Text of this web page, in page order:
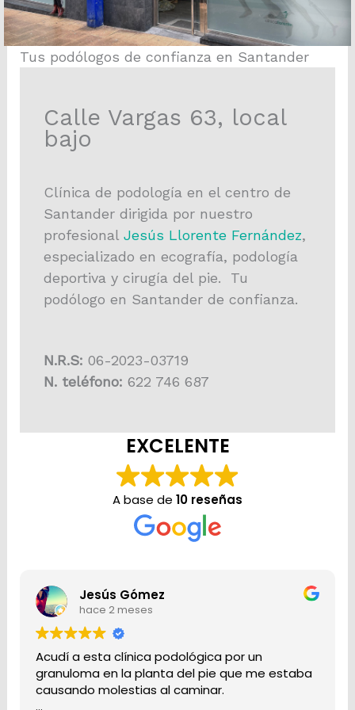
Tus podólogos de confianza en Santander
Calle Vargas 63, local
bajo
Clínica de podología en el centro de
Santander dirigida por nuestro
profesional Jesús Llorente Fernández,
especializado en ecografía, podología
deportiva y cirugía del pie. Tu
podólogo en Santander de confianza.
N.R.S: 06-2023-03719
N. teléfono: 622 746 687
EXCELENTE
A base de 10 reseñas
Jesús Gómez
hace 2 meses
Acudí a esta clínica podológica por un
granuloma en la planta del pie que me estaba
causando molestias al caminar.